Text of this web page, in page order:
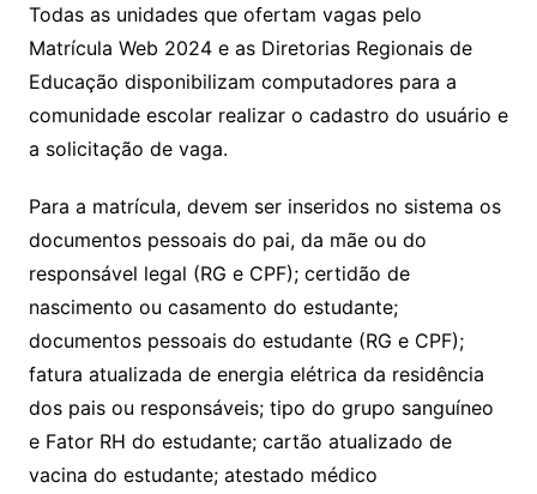
Todas as unidades que ofertam vagas pelo
Matrícula Web 2024 e as Diretorias Regionais de
Educação disponibilizam computadores para a
comunidade escolar realizar o cadastro do usuário e
a solicitação de vaga.
Para a matrícula, devem ser inseridos no sistema os
documentos pessoais do pai, da mãe ou do
responsável legal (RG e CPF); certidão de
nascimento ou casamento do estudante;
documentos pessoais do estudante (RG e CPF);
fatura atualizada de energia elétrica da residência
dos pais ou responsáveis; tipo do grupo sanguíneo
e Fator RH do estudante; cartão atualizado de
vacina do estudante; atestado médico